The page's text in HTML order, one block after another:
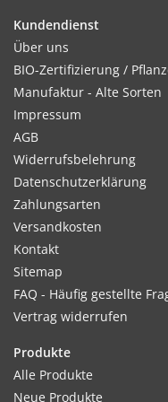
Kultur:
Reihenabstand 20-30cm,
dem Auflaufen
Standort:
Sonnig. Lockerer,
Düngebedarf.
Ernte / Blüte:
Ernte ab Anfang Juli, je
Verwendung:
Sehr vielseitig
Kundendienst
Über uns
BIO-Zertifizierung /
Manufaktur - Alte Sorten
Impressum
AGB
Widerrufsbelehrung
Datenschutzerklärung
Zahlungsarten
Versandkosten
Kontakt
Sitemap
FAQ - Häufig gestellte
Vertrag widerrufen
Produkte
Alle Produkte
Neue Produkte